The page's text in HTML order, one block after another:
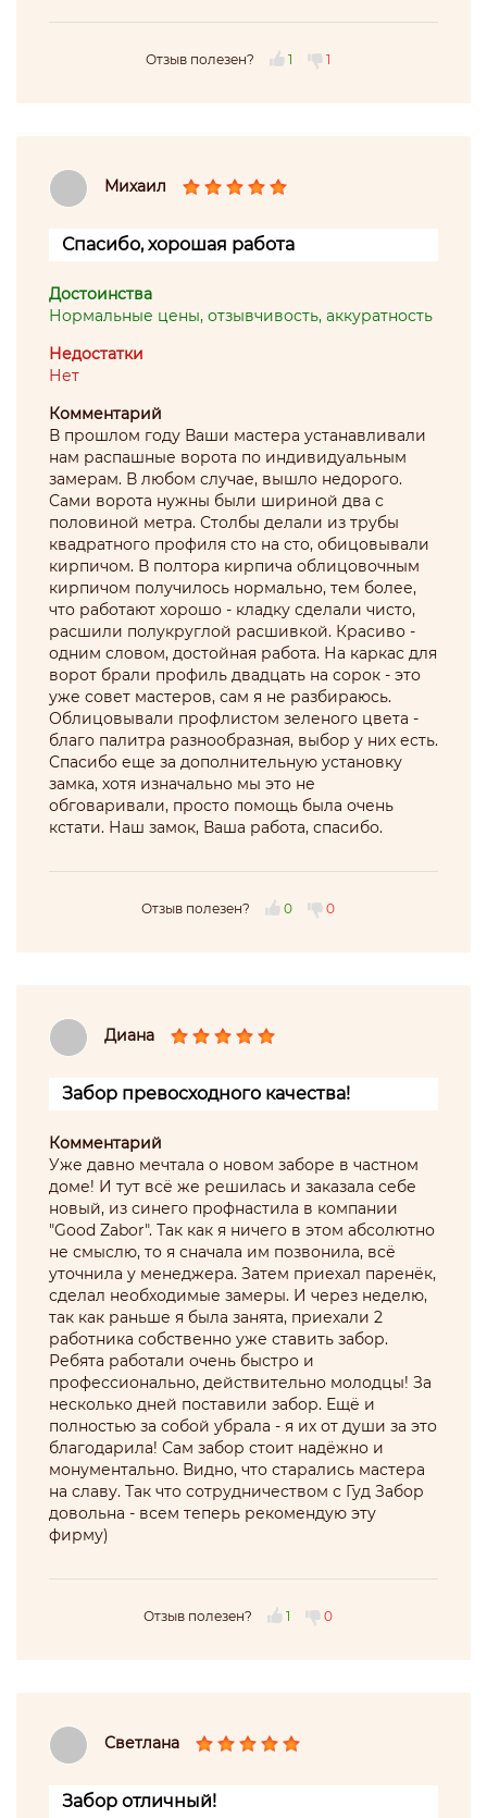
Отзыв полезен? 1 1
Михаил
Спасибо, хорошая работа
Достоинства
Нормальные цены, отзывчивость, аккуратность
Недостатки
Нет
Комментарий
В прошлом году Ваши мастера устанавливали
нам распашные ворота по индивидуальным
замерам. В любом случае, вышло недорого.
Сами ворота нужны были шириной два с
половиной метра. Столбы делали из трубы
квадратного профиля сто на сто, обицовывали
кирпичом. В полтора кирпича облицовочным
кирпичом получилось нормально, тем более,
что работают хорошо - кладку сделали чисто,
расшили полукруглой расшивкой. Красиво -
одним словом, достойная работа. На каркас для
ворот брали профиль двадцать на сорок - это
уже совет мастеров, сам я не разбираюсь.
Облицовывали профлистом зеленого цвета -
благо палитра разнообразная, выбор у них есть.
Спасибо еще за дополнительную установку
замка, хотя изначально мы это не
обговаривали, просто помощь была очень
кстати. Наш замок, Ваша работа, спасибо.
Отзыв полезен? 0 0
Диана
Забор превосходного качества!
Комментарий
Уже давно мечтала о новом заборе в частном
доме! И тут всё же решилась и заказала себе
новый, из синего профнастила в компании
"Good Zabor". Так как я ничего в этом абсолютно
не смыслю, то я сначала им позвонила, всё
уточнила у менеджера. Затем приехал паренёк,
сделал необходимые замеры. И через неделю,
так как раньше я была занята, приехали 2
работника собственно уже ставить забор.
Ребята работали очень быстро и
профессионально, действительно молодцы! За
несколько дней поставили забор. Ещё и
полностью за собой убрала - я их от души за это
благодарила! Сам забор стоит надёжно и
монументально. Видно, что старались мастера
на славу. Так что сотрудничеством с Гуд Забор
довольна - всем теперь рекомендую эту
фирму)
Отзыв полезен? 1 0
Светлана
Забор отличный!